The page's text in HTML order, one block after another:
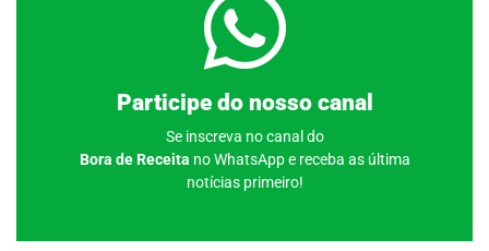
Participe do nosso canal
Se inscreva no canal do
Bora de Receita no WhatsApp e receba as última
notícias primeiro!
Clique aqui